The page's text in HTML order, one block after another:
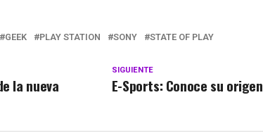
GEEK PLAY STATION SONY STATE OF PLAY
SIGUIENTE
E-Sports: Conoce su origen
la nueva